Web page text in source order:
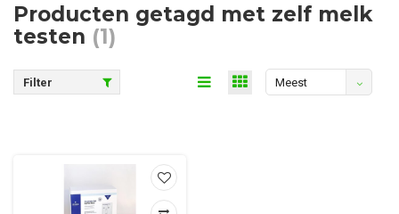
Producten getagd met zelf melk
testen (1)
Filter
Meest